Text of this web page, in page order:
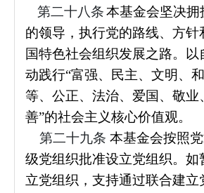
第二十八条本基金会坚决拥
的领导，执行党的路线、方针
国特色社会组织发展之路。以
动践行“富强、民主、文明、
等、公正、法治、爱国、敬业
善”的社会主义核心价值观。
第二十九条 本基金会按照
级党组织批准设立党组织。如
立党组织，支持通过联合建立